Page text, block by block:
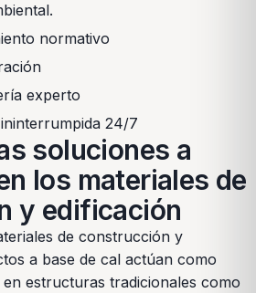
normativo
experto
24/7
soluciones a
los materiales de
y edificación
de construcción y
a base de cal actúan como
estructuras tradicionales como